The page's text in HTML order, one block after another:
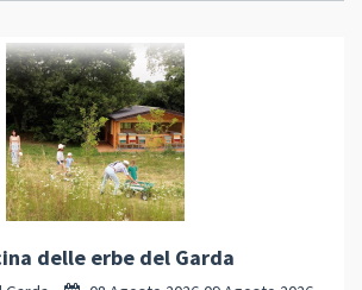
delle erbe del Garda